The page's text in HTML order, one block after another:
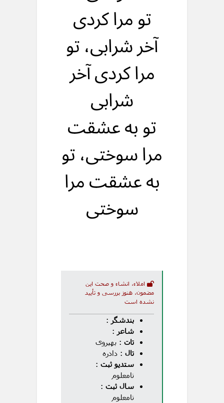
تو مرا کردی
آخر شرابی، تو
مرا کردی آخر
شرابی
تو به عشقت
مرا سوختی، تو
به عشقت مرا
سوختی
املاء، انشاء و صحت این
مضمون، هنوز بررسی و تأیید
نشده است
بندشگر :
شاعر :
تات : بهیروی
تال : دادره
ستدیو ثبت :
نامعلوم
سال ثبت :
نامعلوم